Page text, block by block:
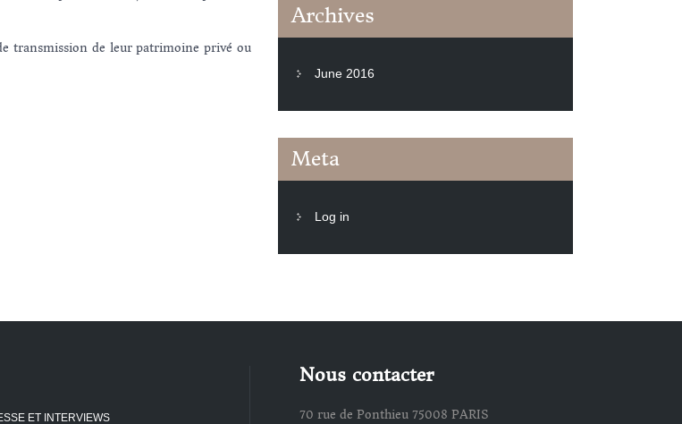
transmission de leur patrimoine privé ou
Archives
June 2016
Meta
Log in
ET INTERVIEWS
Nous contacter
70 rue de Ponthieu 75008 PARIS